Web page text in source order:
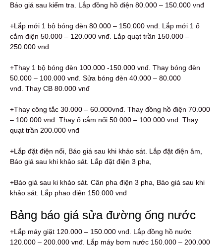
Báo giá sau kiểm tra. Lắp đồng hồ điện 80.000 – 150.000 vnđ
+Lắp mới 1 bộ bóng đèn 80.000 – 150.000 vnđ. Lắp mới 1 ổ
cắm điện 50.000 – 120.000 vnđ. Lắp quạt trần 150.000 –
250.000 vnđ
+Thay 1 bộ bóng đèn 100.000 -150.000 vnđ. Thay bóng đèn
50.000 – 100.000 vnđ. Sửa bóng đèn 40.000 – 80.000
vnđ. Thay CB 80.000 vnđ
+Thay công tắc 30.000 – 60.000vnđ. Thay đồng hồ điện 70.000
– 100.000 vnđ. Thay ổ cắm nổi 50.000 – 100.000 vnđ. Thay
quạt trần 200.000 vnđ
+Lắp đặt điện nổi, Báo giá sau khi khảo sát. Lắp đặt điện âm,
Báo giá sau khi khảo sát. Lắp đặt điện 3 pha,
+Báo giá sau ki khảo sát. Cân pha điện 3 pha, Báo giá sau khi
khảo sát. Lắp phao điện 150.000 vnđ
Bảng báo giá sửa đường ống nước
+Lắp máy giặt 120.000 – 150.000 vnđ. Lắp đồng hồ nước
120.000 – 200.000 vnđ. Lắp máy bơm nước 150.000 – 200.000